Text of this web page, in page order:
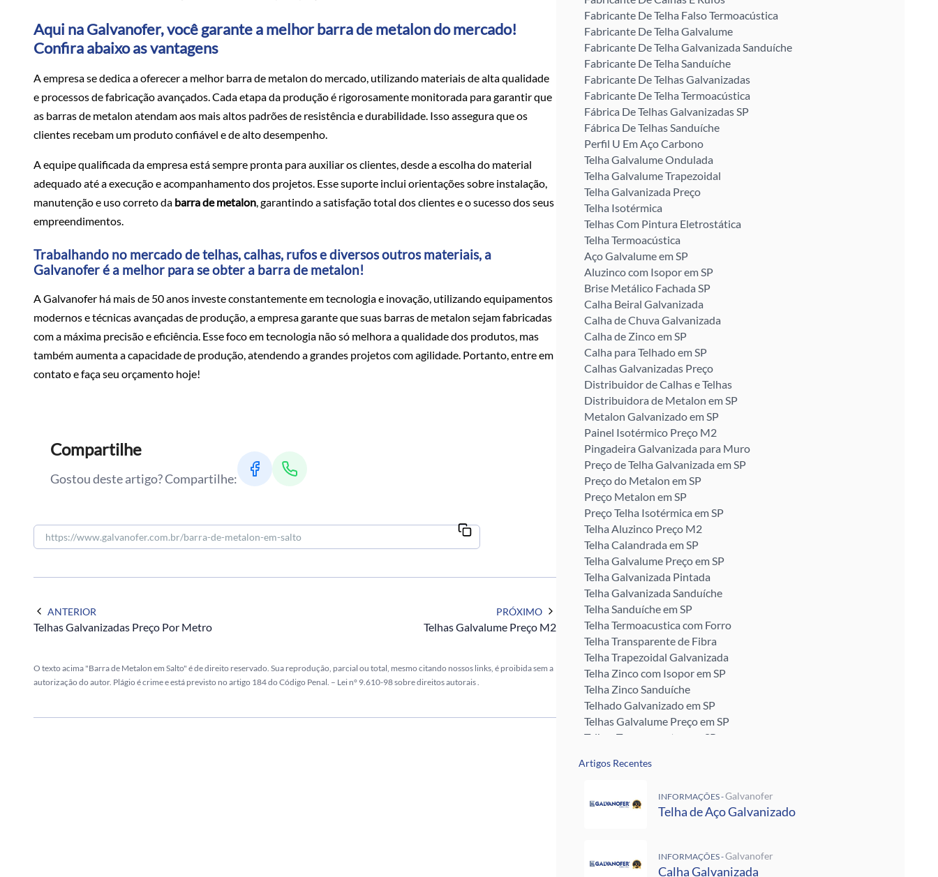
Aqui na Galvanofer, você garante a melhor barra de metalon do mercado!
Confira abaixo as vantagens
A empresa se dedica a oferecer a melhor barra de metalon do mercado, utilizando materiais de alta qualidade
e processos de fabricação avançados. Cada etapa da produção é rigorosamente monitorada para garantir que
as barras de metalon atendam aos mais altos padrões de resistência e durabilidade. Isso assegura que os
clientes recebam um produto confiável e de alto desempenho.
A equipe qualificada da empresa está sempre pronta para auxiliar os clientes, desde a escolha do material
adequado até a execução e acompanhamento dos projetos. Esse suporte inclui orientações sobre instalação,
manutenção e uso correto da barra de metalon, garantindo a satisfação total dos clientes e o sucesso dos seus
empreendimentos.
Trabalhando no mercado de telhas, calhas, rufos e diversos outros materiais, a
Galvanofer é a melhor para se obter a barra de metalon!
A Galvanofer há mais de 50 anos investe constantemente em tecnologia e inovação, utilizando equipamentos
modernos e técnicas avançadas de produção, a empresa garante que suas barras de metalon sejam fabricadas
com a máxima precisão e eficiência. Esse foco em tecnologia não só melhora a qualidade dos produtos, mas
também aumenta a capacidade de produção, atendendo a grandes projetos com agilidade. Portanto, entre em
contato e faça seu orçamento hoje!
Compartilhe
Gostou deste artigo? Compartilhe:
ANTERIOR
Telhas Galvanizadas Preço Por Metro
PRÓXIMO
Telhas Galvalume Preço M2
O texto acima "Barra de Metalon em Salto" é de direito reservado. Sua reprodução, parcial ou total, mesmo citando nossos links, é proibida sem a
autorização do autor. Plágio é crime e está previsto no artigo 184 do Código Penal. – Lei n° 9.610-98 sobre direitos autorais
Fabricante De Telha Falso Termoacústica
Fabricante De Telha Galvalume
Fabricante De Telha Galvanizada Sanduíche
Fabricante De Telha Sanduíche
Fabricante De Telhas Galvanizadas
Fabricante De Telha Termoacústica
Fábrica De Telhas Galvanizadas SP
Fábrica De Telhas Sanduíche
Perfil U Em Aço Carbono
Telha Galvalume Ondulada
Telha Galvalume Trapezoidal
Telha Galvanizada Preço
Telha Isotérmica
Telhas Com Pintura Eletrostática
Telha Termoacústica
Aço Galvalume em SP
Aluzinco com Isopor em SP
Brise Metálico Fachada SP
Calha Beiral Galvanizada
Calha de Chuva Galvanizada
Calha de Zinco em SP
Calha para Telhado em SP
Calhas Galvanizadas Preço
Distribuidor de Calhas e Telhas
Distribuidora de Metalon em SP
Metalon Galvanizado em SP
Painel Isotérmico Preço M2
Pingadeira Galvanizada para Muro
Preço de Telha Galvanizada em SP
Preço do Metalon em SP
Preço Metalon em SP
Preço Telha Isotérmica em SP
Telha Aluzinco Preço M2
Telha Calandrada em SP
Telha Galvalume Preço em SP
Telha Galvanizada Pintada
Telha Galvanizada Sanduíche
Telha Sanduíche em SP
Telha Termoacustica com Forro
Telha Transparente de Fibra
Telha Trapezoidal Galvanizada
Telha Zinco com Isopor em SP
Telha Zinco Sanduíche
Telhado Galvanizado em SP
Telhas Galvalume Preço em SP
Telhas Transparentes em SP
Rufos para Telhado
Valor da Telha de Zinco
Pingadeira para Telhado
Telha Galvanizada Preço M2
Telha Zipada
Artigos Recentes
INFORMAÇÕES -Galvanofer
Telha de Aço Galvanizado
INFORMAÇÕES -Galvanofer
Calha Galvanizada